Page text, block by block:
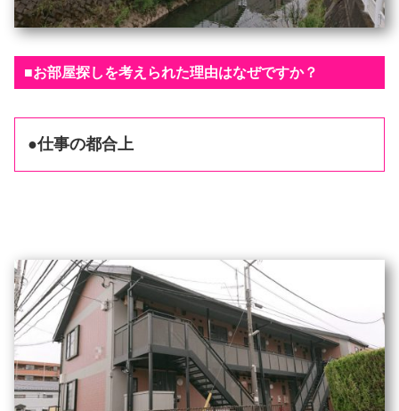
■お部屋探しを考えられた理由はなぜですか？
●仕事の都合上